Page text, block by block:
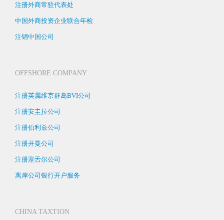
注册外商常驻代表处
中国外商投资企业联合年检
注销中国公司
OFFSHORE COMPANY
注册英属维京群岛BVI公司
注册安圭拉公司
注册伯利兹公司
注册开曼公司
注册塞舌尔公司
离岸公司银行开户服务
CHINA TAXTION